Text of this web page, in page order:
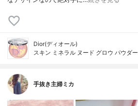
Dior(ディオール)
スキン ミネラル ヌード グロウ パウダー
手抜き主婦ミカ